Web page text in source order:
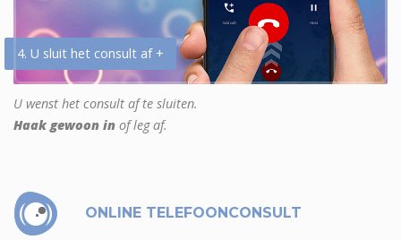
4. U sluit het consult af +
U wenst het consult af te sluiten.
Haak gewoon in of leg af.
ONLINE TELEFOONCONSULT